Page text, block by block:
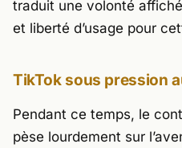
traduit une volonté
et liberté d’usage pour
TikTok sous pression
Pendant ce temps, le
pèse lourdement sur